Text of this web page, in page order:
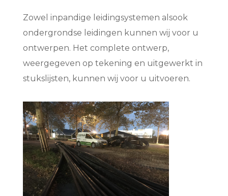
Zowel inpandige leidingsystemen alsook
ondergrondse leidingen kunnen wij voor u
ontwerpen. Het complete ontwerp,
weergegeven op tekening en uitgewerkt in
stukslijsten, kunnen wij voor u uitvoeren.